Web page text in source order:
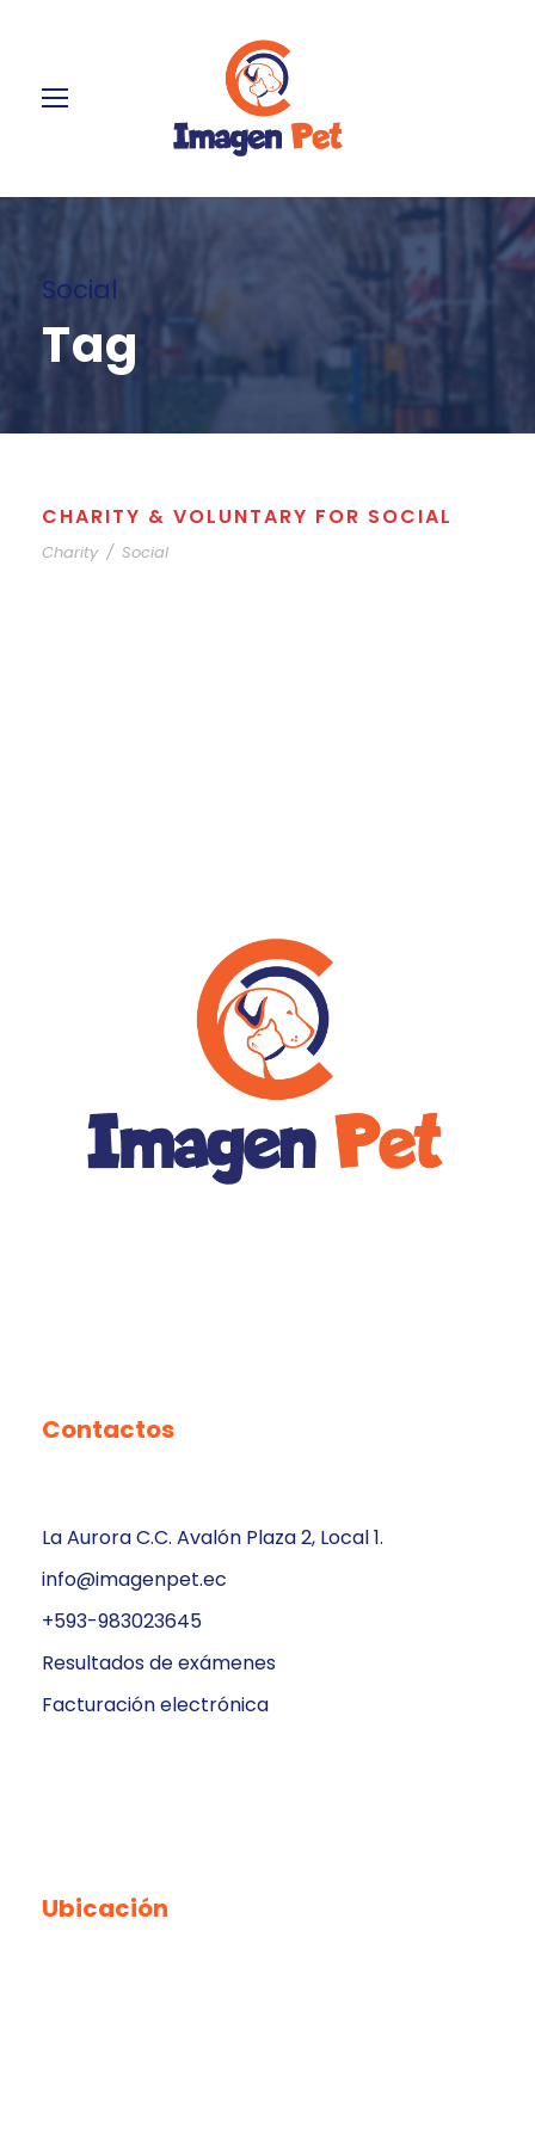
Social
Tag
CHARITY & VOLUNTARY FOR SOCIAL
Charity / Social
Contactos
La Aurora C.C. Avalón Plaza 2, Local 1.
info@imagenpet.ec
+593-983023645
Resultados de exámenes
Facturación electrónica
Ubicación